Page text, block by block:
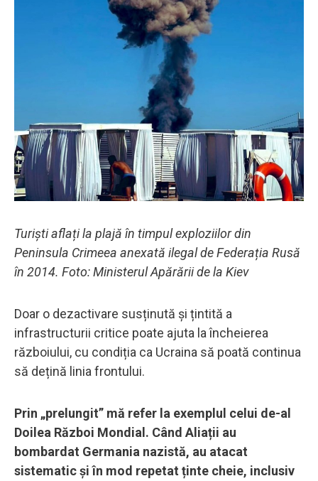
Turiști aflați la plajă în timpul exploziilor din
Peninsula Crimeea anexată ilegal de Federația Rusă
în 2014. Foto: Ministerul Apărării de la Kiev
Doar o dezactivare susținută și țintită a
infrastructurii critice poate ajuta la încheierea
războiului, cu condiția ca Ucraina să poată continua
să dețină linia frontului.
Prin „prelungit” mă refer la exemplul celui de-al
Doilea Război Mondial. Când Aliații au
bombardat Germania nazistă, au atacat
sistematic și în mod repetat ținte cheie, inclusiv